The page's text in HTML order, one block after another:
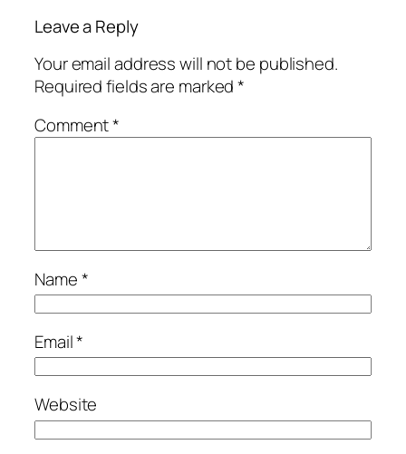
Leave a Reply
Your email address will not be published.
Required fields are marked*
Comment*
Name*
Email*
Website